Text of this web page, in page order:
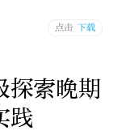
探索晚期
践